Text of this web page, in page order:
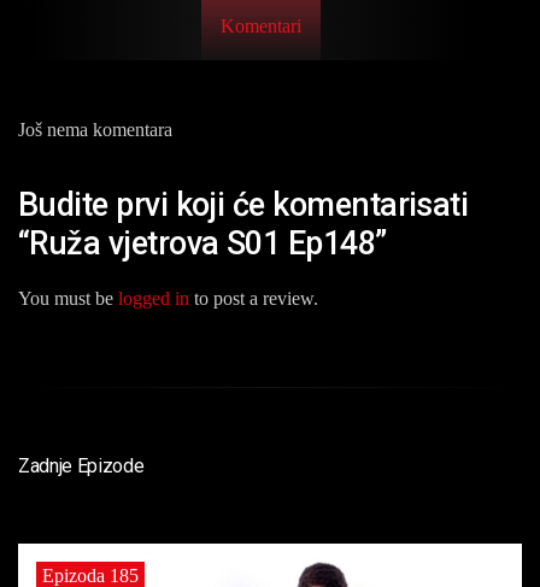
Komentari
Još nema komentara
Budite prvi koji će komentarisati
“Ruža vjetrova S01 Ep148”
You must be logged in to post a review.
Zadnje Epizode
Epizoda 185